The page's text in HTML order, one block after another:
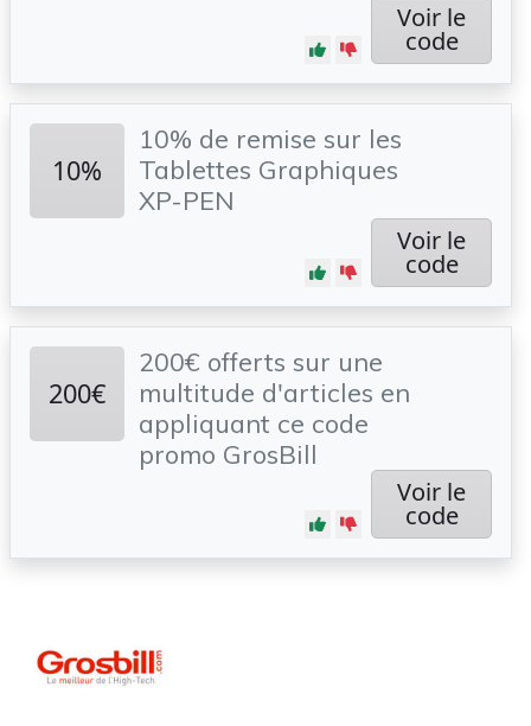
Voir le
code
10%
10% de remise sur les
Tablettes Graphiques
XP-PEN
Voir le
code
200€
200€ offerts sur une
multitude d'articles en
appliquant ce code
promo GrosBill
Voir le
code